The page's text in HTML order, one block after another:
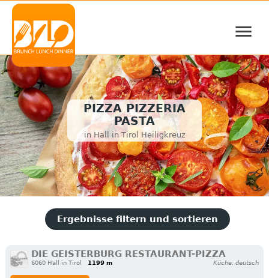
≡
PIZZA PIZZERIA
PASTA
in Hall in Tirol Heiligkreuz
Ergebnisse filtern und sortieren
DIE GEISTERBURG RESTAURANT-PIZZA
6060 Hall in Tirol 1199 m Küche: deutsch